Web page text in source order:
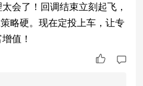
会了！回调结束立刻起飞，
略硬。现在定投上车，让专
值！